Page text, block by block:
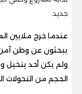
جديد.
عندما خرج ملايين
يبحثون عن وطن
ولم يكن أحد يتخيل
الحجم من التحولات